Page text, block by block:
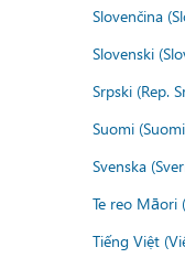
Slovenčina
Slovenski
Srpski (Rep.
Suomi
Svenska
Te reo Māori
Tiếng Việt